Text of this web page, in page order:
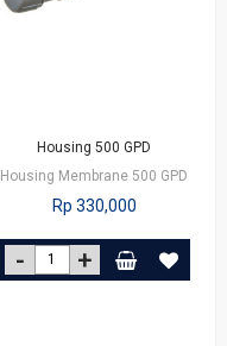
Housing 500 GPD
Housing Membrane 500 GPD
Rp 330,000